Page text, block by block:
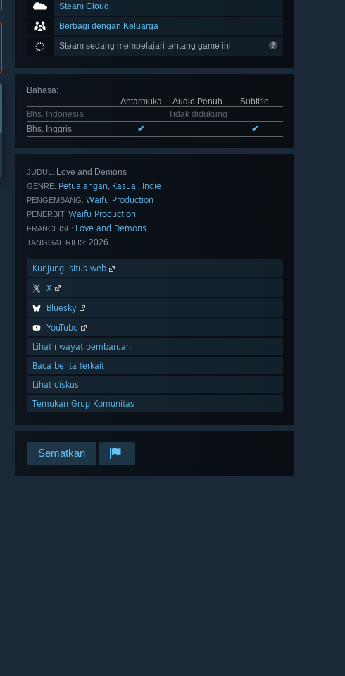
Steam Cloud
Berbagi dengan Keluarga
Steam sedang mempelajari tentang game ini
Bahasa:
Antarmuka
Audio Penuh
Subtitle
Bhs. Indonesia
Tidak didukung
Bhs. Inggris
✔ ✔
JUDUL: Love and Demons
GENRE: Petualangan, Kasual , Indie
PENGEMBANG: Waifu Production
PENERBIT: Waifu Production
FRANCHISE: Love and Demons
TANGGAL RILIS: 2026
Kunjungi situs web
X
Bluesky
YouTube
Lihat riwayat pembaruan
Baca berita terkait
Lihat diskusi
Temukan Grup Komunitas
Sematkan